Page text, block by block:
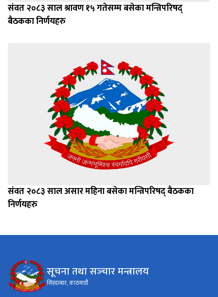
संवत २०८३ साल श्रावण १५ गतेसम्म बसेका मन्त्रिपरिषद्
बैठकका निर्णयहरु
संवत २०८३ साल असार महिना बसेका मन्त्रिपरिषद् बैठकका
निर्णयहरु
सूचना तथा सञ्‍चार मन्त्रालय
सिंहदरबार, काठमाडौं